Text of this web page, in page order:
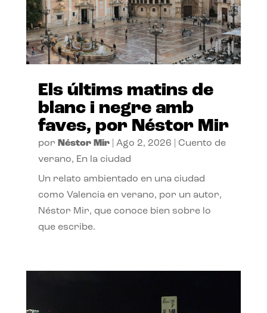
Els últims matins de
blanc i negre amb
faves, por Néstor Mir
por Néstor Mir| Ago 2, 2026
Cuento de
verano, En la ciudad
Un relato ambientado en una ciudad
como Valencia en verano, por un autor,
Néstor Mir, que conoce bien sobre lo
que escribe.